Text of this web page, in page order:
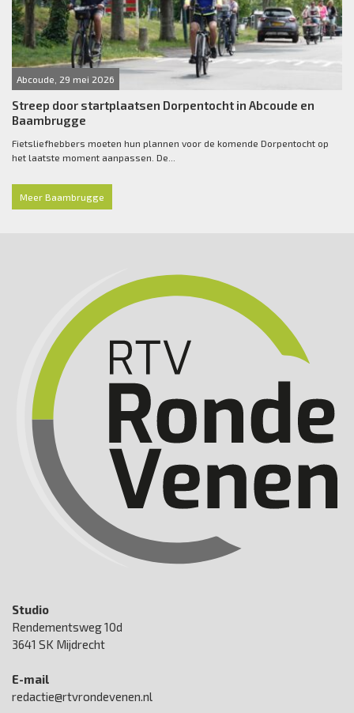
Abcoude, 29 mei 2026
Streep door startplaatsen Dorpentocht in Abcoude en
Baambrugge
Fietsliefhebbers moeten hun plannen voor de komende Dorpentocht op
het laatste moment aanpassen. De...
Meer Baambrugge
Studio
Rendementsweg 10d
3641 SK Mijdrecht
E-mail
redactie@rtvrondevenen.nl